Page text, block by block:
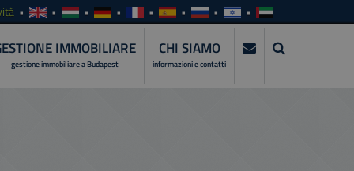
IMMOBILIARE
gestione immobiliare a Budapest
CHI SIAMO
informazioni e contatti